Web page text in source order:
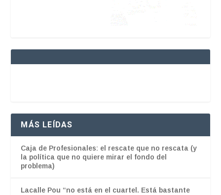
MÁS LEÍDAS
Caja de Profesionales: el rescate que no rescata (y
la política que no quiere mirar el fondo del
problema)
Lacalle Pou “no está en el cuartel. Está bastante